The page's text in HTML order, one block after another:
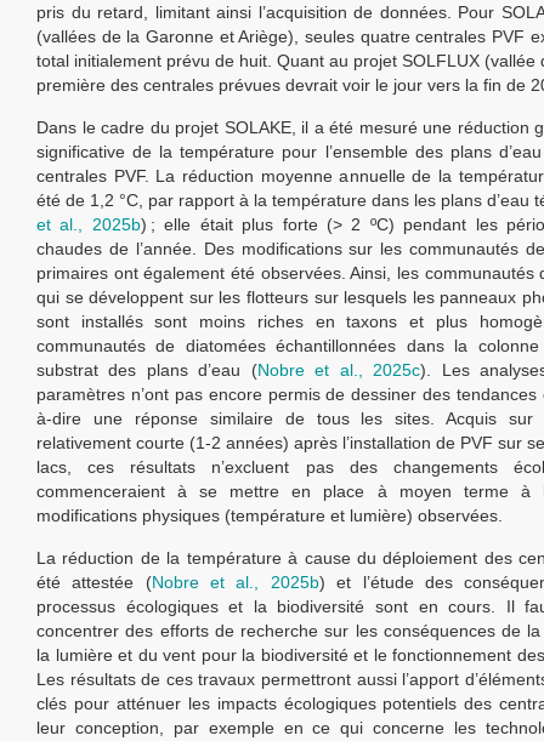
pris du retard, limitant ainsi l’acquisition de données. Pour
(vallées de la Garonne et Ariège), seules quatre centrales PVF
total initialement prévu de huit. Quant au projet SOLFLUX (vallée
première des centrales prévues devrait voir le jour vers la fin de
Dans le cadre du projet SOLAKE, il a été mesuré une réduction
significative de la température pour l’ensemble des plans
centrales PVF. La réduction moyenne annuelle de la
été de 1,2 °C, par rapport à la température dans les plans d’eau
et al., 2025b) ; elle était plus forte (> 2 ºC) pendant les
chaudes de l’année. Des modifications sur les communautés
primaires ont également été observées. Ainsi, les communautés
qui se développent sur les flotteurs sur lesquels les panneaux
sont installés sont moins riches en taxons et plus
communautés de diatomées échantillonnées dans la
substrat des plans d’eau (Nobre et al., 2025c). Les
paramètres n’ont pas encore permis de dessiner des tendances
à-dire une réponse similaire de tous les sites. Acquis sur
relativement courte (1-2 années) après l’installation de PVF sur
lacs, ces résultats n’excluent pas des changements
commenceraient à se mettre en place à moyen terme à
modifications physiques (température et lumière) observées.
La réduction de la température à cause du déploiement des
été attestée (Nobre et al., 2025b) et l’étude des
processus écologiques et la biodiversité sont en cours. Il
concentrer des efforts de recherche sur les conséquences de
la lumière et du vent pour la biodiversité et le fonctionnement
Les résultats de ces travaux permettront aussi l’apport
clés pour atténuer les impacts écologiques potentiels des
leur conception, par exemple en ce qui concerne les